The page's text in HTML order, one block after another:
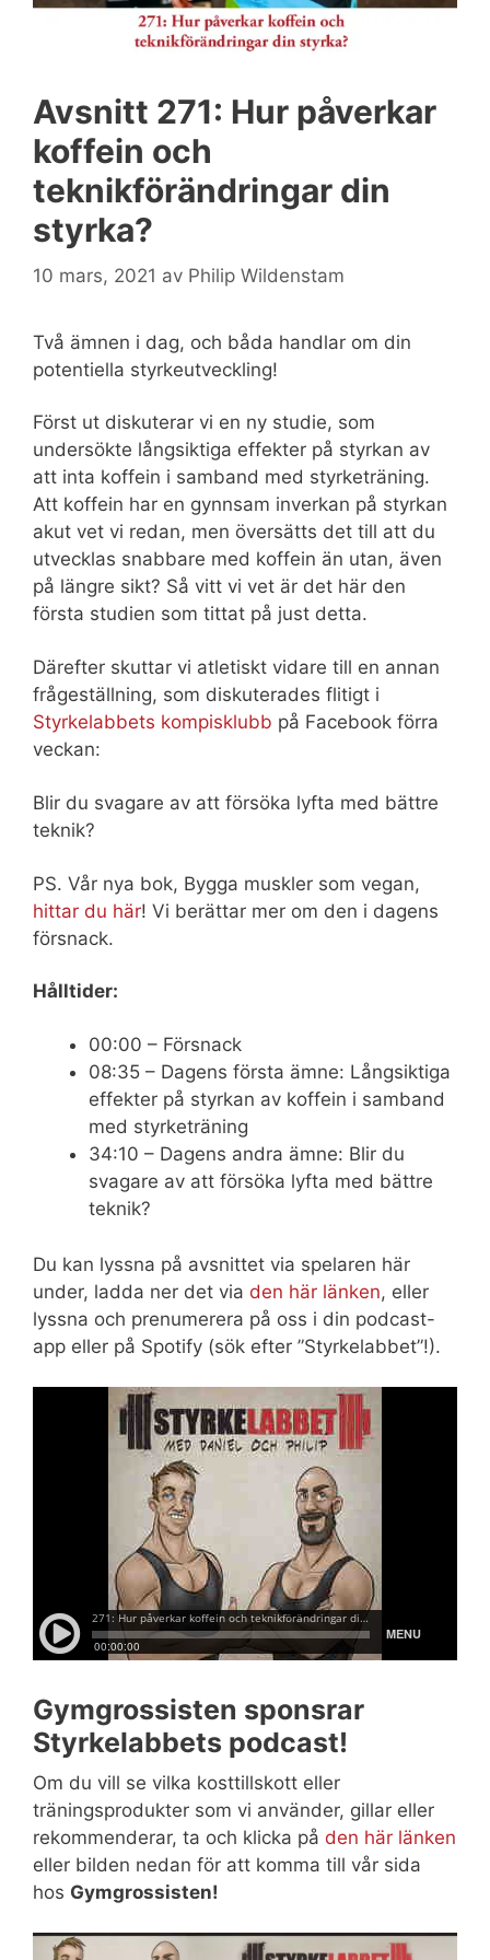
Avsnitt 271: Hur påverkar
koffein och
teknikförändringar din
styrka?
10 mars, 2021 av Philip Wildenstam
Två ämnen i dag, och båda handlar om din
potentiella styrkeutveckling!
Först ut diskuterar vi en ny studie, som
undersökte långsiktiga effekter på styrkan av
att inta koffein i samband med styrketräning.
Att koffein har en gynnsam inverkan på styrkan
akut vet vi redan, men översätts det till att du
utvecklas snabbare med koffein än utan, även
på längre sikt? Så vitt vi vet är det här den
första studien som tittat på just detta.
Därefter skuttar vi atletiskt vidare till en annan
frågeställning, som diskuterades flitigt i
Styrkelabbets kompisklubb på Facebook förra
veckan:
Blir du svagare av att försöka lyfta med bättre
teknik?
PS. Vår nya bok, Bygga muskler som vegan,
hittar du här! Vi berättar mer om den i dagens
försnack.
Hålltider:
00:00 – Försnack
08:35 – Dagens första ämne: Långsiktiga
effekter på styrkan av koffein i samband
med styrketräning
34:10 – Dagens andra ämne: Blir du
svagare av att försöka lyfta med bättre
teknik?
Du kan lyssna på avsnittet via spelaren här
under, ladda ner det via den här länken, eller
lyssna och prenumerera på oss i din podcast-
app eller på Spotify (sök efter ”Styrkelabbet”!).
Gymgrossisten sponsrar
Styrkelabbets podcast!
Om du vill se vilka kosttillskott eller
träningsprodukter som vi använder, gillar eller
rekommenderar, ta och klicka på den här länken
eller bilden nedan för att komma till vår sida
hos Gymgrossisten!